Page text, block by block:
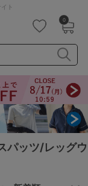
ト
0
ーブトップ
ソール
パッツ/レッグウ